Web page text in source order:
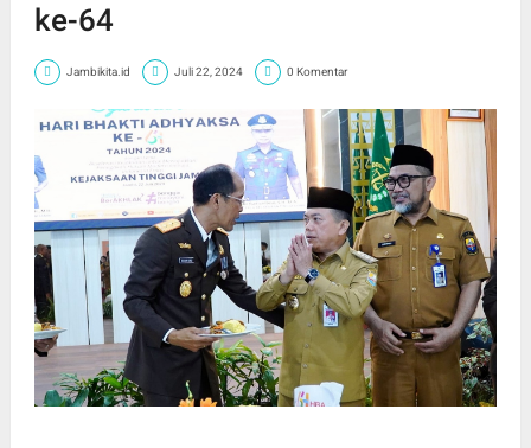
ke-64
Jambikita.id Juli 22, 2024 0 Komentar